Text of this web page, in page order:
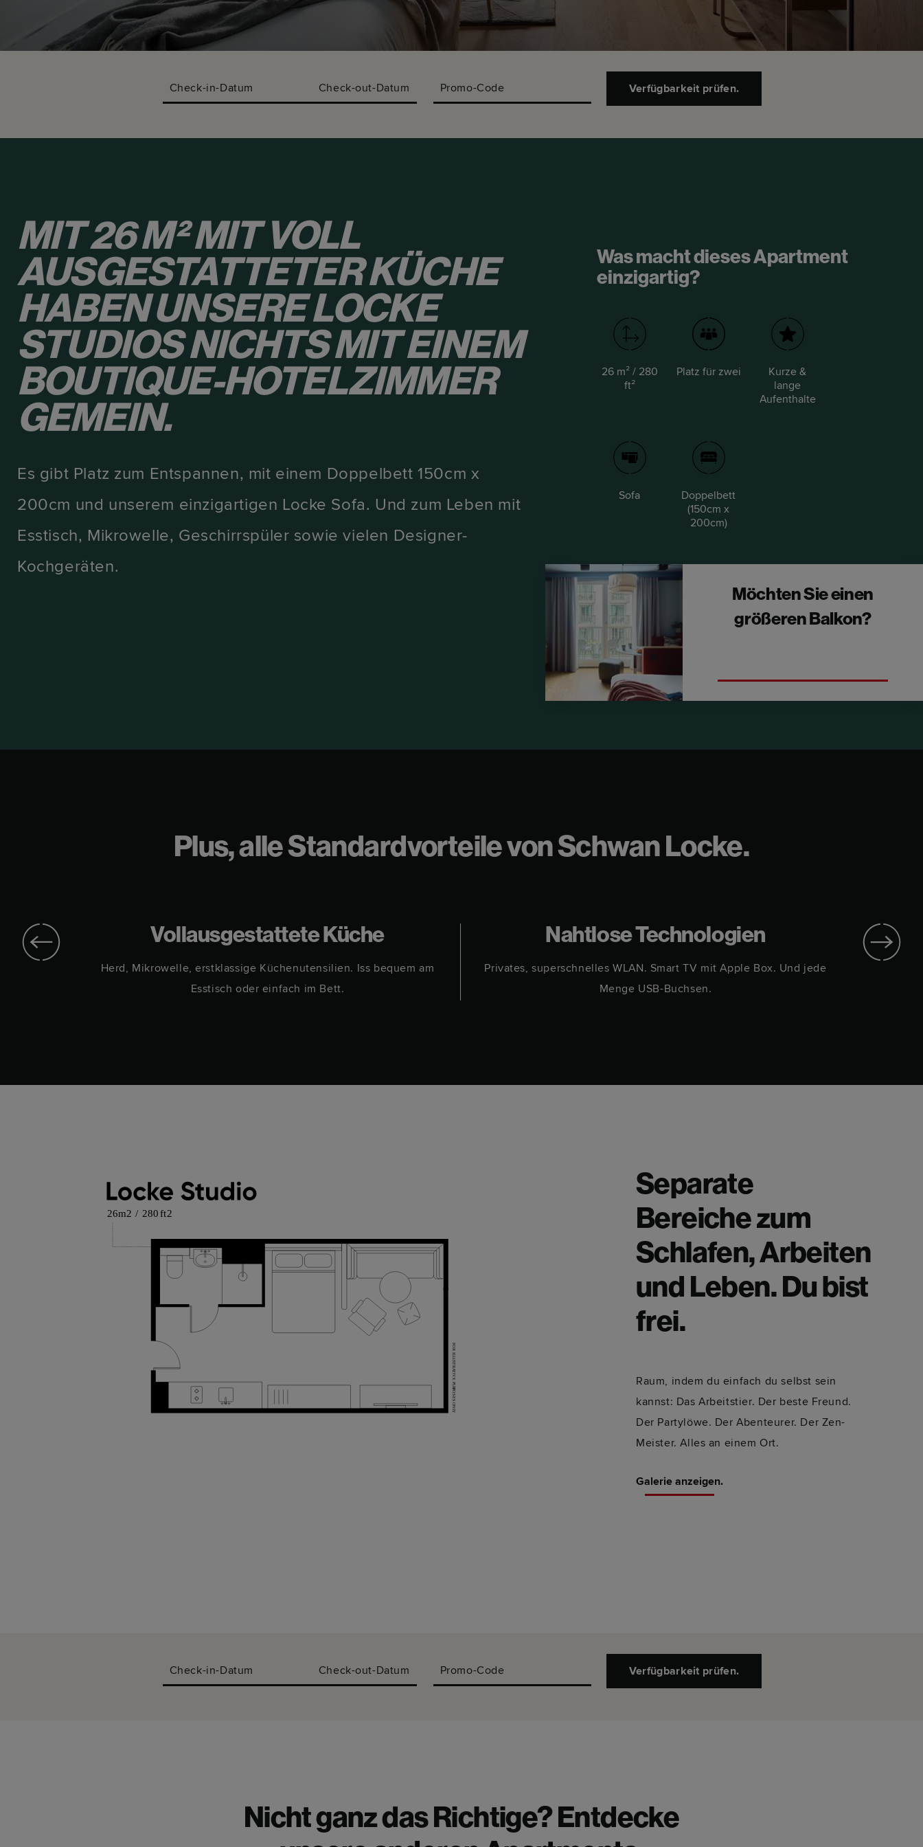
Check-in-Datum Check-out-Datum Promo-Code Verfügbarkeit prüfen.
MIT 26 M² MIT VOLL
AUSGESTATTETER KÜCHE
HABEN UNSERE LOCKE
STUDIOS NICHTS MIT EINEM
BOUTIQUE-HOTELZIMMER
GEMEIN.
Es gibt Platz zum Entspannen, mit einem Doppelbett 150cm x
200cm und unserem einzigartigen Locke Sofa. Und zum Leben mit
Esstisch, Mikrowelle, Geschirrspüler sowie vielen Designer-
Kochgeräten.
Was macht dieses Apartment
einzigartig?
26 m² / 280
ft²
Platz für zwei
Kurze &
lange
Aufenthalte
Sofa
Doppelbett
(150cm x
200cm)
Möchten Sie einen
größeren Balkon?
Plus, alle Standardvorteile von Schwan Locke.
Vollausgestattete Küche
Herd, Mikrowelle, erstklassige Küchenutensilien. Iss bequem am
Esstisch oder einfach im Bett.
Nahtlose Technologien
Privates, superschnelles WLAN. Smart TV mit Apple Box. Und jede
Menge USB-Buchsen.
Separate
Bereiche zum
Schlafen, Arbeiten
und Leben. Du bist
frei.
Raum, indem du einfach du selbst sein
kannst: Das Arbeitstier. Der beste Freund.
Der Partylöwe. Der Abenteurer. Der Zen-
Meister. Alles an einem Ort.
Galerie anzeigen.
Check-in-Datum Check-out-Datum Promo-Code Verfügbarkeit prüfen.
Nicht ganz das Richtige? Entdecke